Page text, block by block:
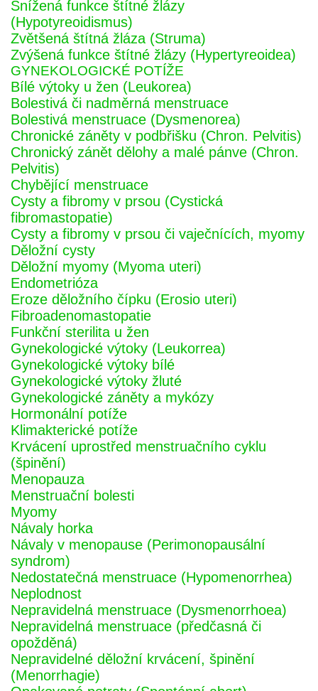
Snížená funkce štítné žlázy
(Hypotyreoidismus)
Zvětšená štítná žláza (Struma)
Zvýšená funkce štítné žlázy (Hypertyreoidea)
GYNEKOLOGICKÉ POTÍŽE
Bílé výtoky u žen (Leukorea)
Bolestivá či nadměrná menstruace
Bolestivá menstruace (Dysmenorea)
Chronické záněty v podbřišku (Chron. Pelvitis)
Chronický zánět dělohy a malé pánve (Chron.
Pelvitis)
Chybějící menstruace
Cysty a fibromy v prsou (Cystická
fibromastopatie)
Cysty a fibromy v prsou či vaječnících, myomy
Děložní cysty
Děložní myomy (Myoma uteri)
Endometrióza
Eroze děložního čípku (Erosio uteri)
Fibroadenomastopatie
Funkční sterilita u žen
Gynekologické výtoky (Leukorrea)
Gynekologické výtoky bílé
Gynekologické výtoky žluté
Gynekologické záněty a mykózy
Hormonální potíže
Klimakterické potíže
Krvácení uprostřed menstruačního cyklu
(špinění)
Menopauza
Menstruační bolesti
Myomy
Návaly horka
Návaly v menopause (Perimonopausální
syndrom)
Nedostatečná menstruace (Hypomenorrhea)
Neplodnost
Nepravidelná menstruace (Dysmenorrhoea)
Nepravidelná menstruace (předčasná či
opožděná)
Nepravidelné děložní krvácení, špinění
(Menorrhagie)